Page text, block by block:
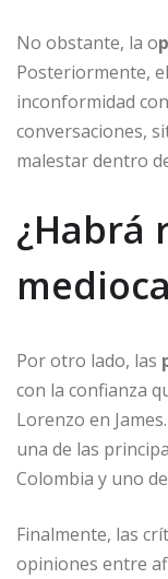
No obstante, la o
Posteriormente,
inconformidad
conversaciones,
malestar dentro
¿Habrá
Por otro lado, las
con la confianza
Lorenzo en
una de las
Colombia y uno
Finalmente, las
opiniones entre